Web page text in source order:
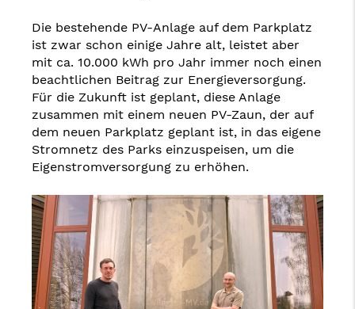
Die bestehende PV-Anlage auf dem Parkplatz
ist zwar schon einige Jahre alt, leistet aber
mit ca. 10.000 kWh pro Jahr immer noch einen
beachtlichen Beitrag zur Energieversorgung.
Für die Zukunft ist geplant, diese Anlage
zusammen mit einem neuen PV-Zaun, der auf
dem neuen Parkplatz geplant ist, in das eigene
Stromnetz des Parks einzuspeisen, um die
Eigenstromversorgung zu erhöhen.